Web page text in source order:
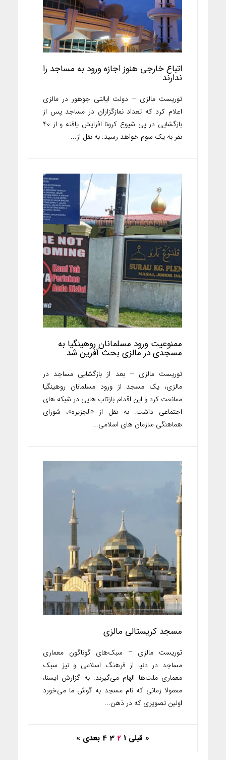
اتباع خارجی هنوز اجازه ورود به مساجد را
ندارند
توریست مالزی – دولت ایالتی جوهور در مالزی
اعلام کرد که تعداد نمازگزاران در مساجد پس از
بازگشایی در پی شیوع کرونا افزایش یافته و از ۴۰
نفر به یک سوم خواهد رسید. به نقل از...
ممنوعیت ورود مسلمانان روهینگیا به
مسجدی در مالزی بحث آفرین شد
توریست مالزی – بعد از بازگشایی مساجد در
مالزی، یک مسجد از ورود مسلمانان روهینگیا
ممانعت کرد و این اقدام بازتاب هایی در شبکه های
اجتماعی داشت. به نقل از «الجزیره»، شورای
هماهنگی سازمان های اسلامی...
مسجد کریستالی مالزی
توریست مالزی – سبک‌های گوناگون معماری
مساجد در دنیا از فرهنگ اسلامی و نیز سبک
معماری ملت‌ها الهام می‌گیرند. به گزارش ایسنا،
معمولا زمانی که نام مسجد به گوش ما می‌خورد
اولین تصویری که در ذهن...
« قبلی 1
2
3
4 بعدی »